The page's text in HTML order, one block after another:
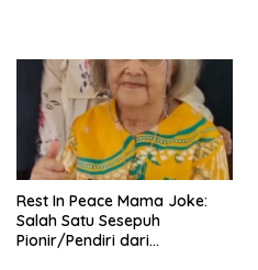
Rest In Peace Mama Joke:
Salah Satu Sesepuh
Pionir/Pendiri dari